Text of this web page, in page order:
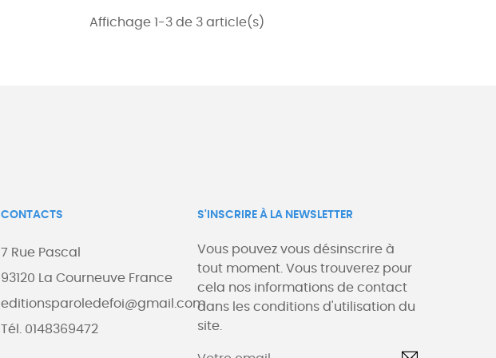
Affichage 1-3 de 3 article(s)
CONTACTS
7 Rue Pascal
93120 La Courneuve France
editionsparoledefoi@gmail.com
Tél. 0148369472
S'INSCRIRE À LA NEWSLETTER
Vous pouvez vous désinscrire à
tout moment. Vous trouverez pour
cela nos informations de contact
dans les conditions d'utilisation du
site.